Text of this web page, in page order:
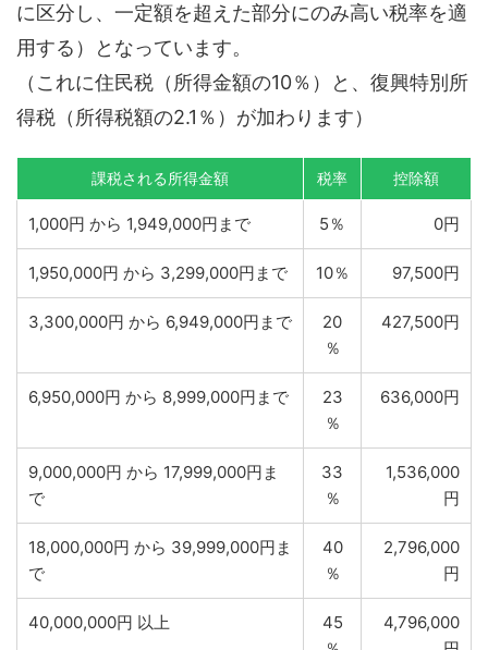
に区分し、一定額を超えた部分にのみ高い税率を適
用する）となっています。
（これに住民税（所得金額の10％）と、復興特別所
得税（所得税額の2.1％）が加わります）
課税される所得金額 税率 控除額
1,000円 から 1,949,000円まで 5％ 0円
1,950,000円 から 3,299,000円まで 10％ 97,500円
3,300,000円 から 6,949,000円まで
20
％
427,500円
6,950,000円 から 8,999,000円まで
23
％
636,000円
9,000,000円 から 17,999,000円ま
で
33
％
1,536,000
円
18,000,000円 から 39,999,000円ま
で
40
％
2,796,000
円
40,000,000円 以上
45
4,796,000